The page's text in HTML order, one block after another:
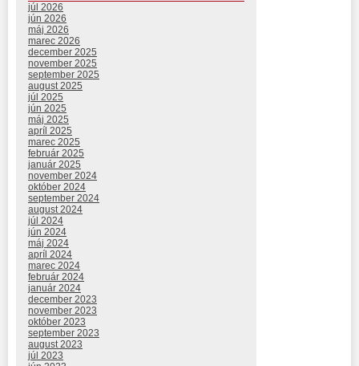
júl 2026
jún 2026
máj 2026
marec 2026
december 2025
november 2025
september 2025
august 2025
júl 2025
jún 2025
máj 2025
apríl 2025
marec 2025
február 2025
január 2025
november 2024
október 2024
september 2024
august 2024
júl 2024
jún 2024
máj 2024
apríl 2024
marec 2024
február 2024
január 2024
december 2023
november 2023
október 2023
september 2023
august 2023
júl 2023